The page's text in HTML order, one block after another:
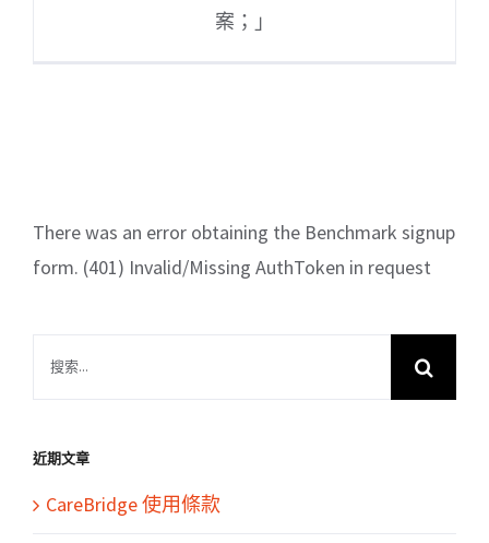
案；」
There was an error obtaining the Benchmark signup
form. (401) Invalid/Missing AuthToken in request
果：
近期文章
CareBridge 使用條款